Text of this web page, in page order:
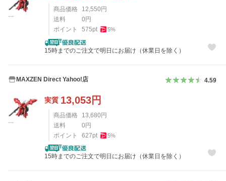
商品価格 12,550 円
送料
0 円
ポイント
575pt 5%
15時までのご注文で明日にお届け（休業日を除く）
MAXZEN Direct Yahoo!店 4.59
実質 13,053円
商品価格 13,680円
送料
0円
ポイント
627pt 5%
15時までのご注文で明日にお届け（休業日を除く）